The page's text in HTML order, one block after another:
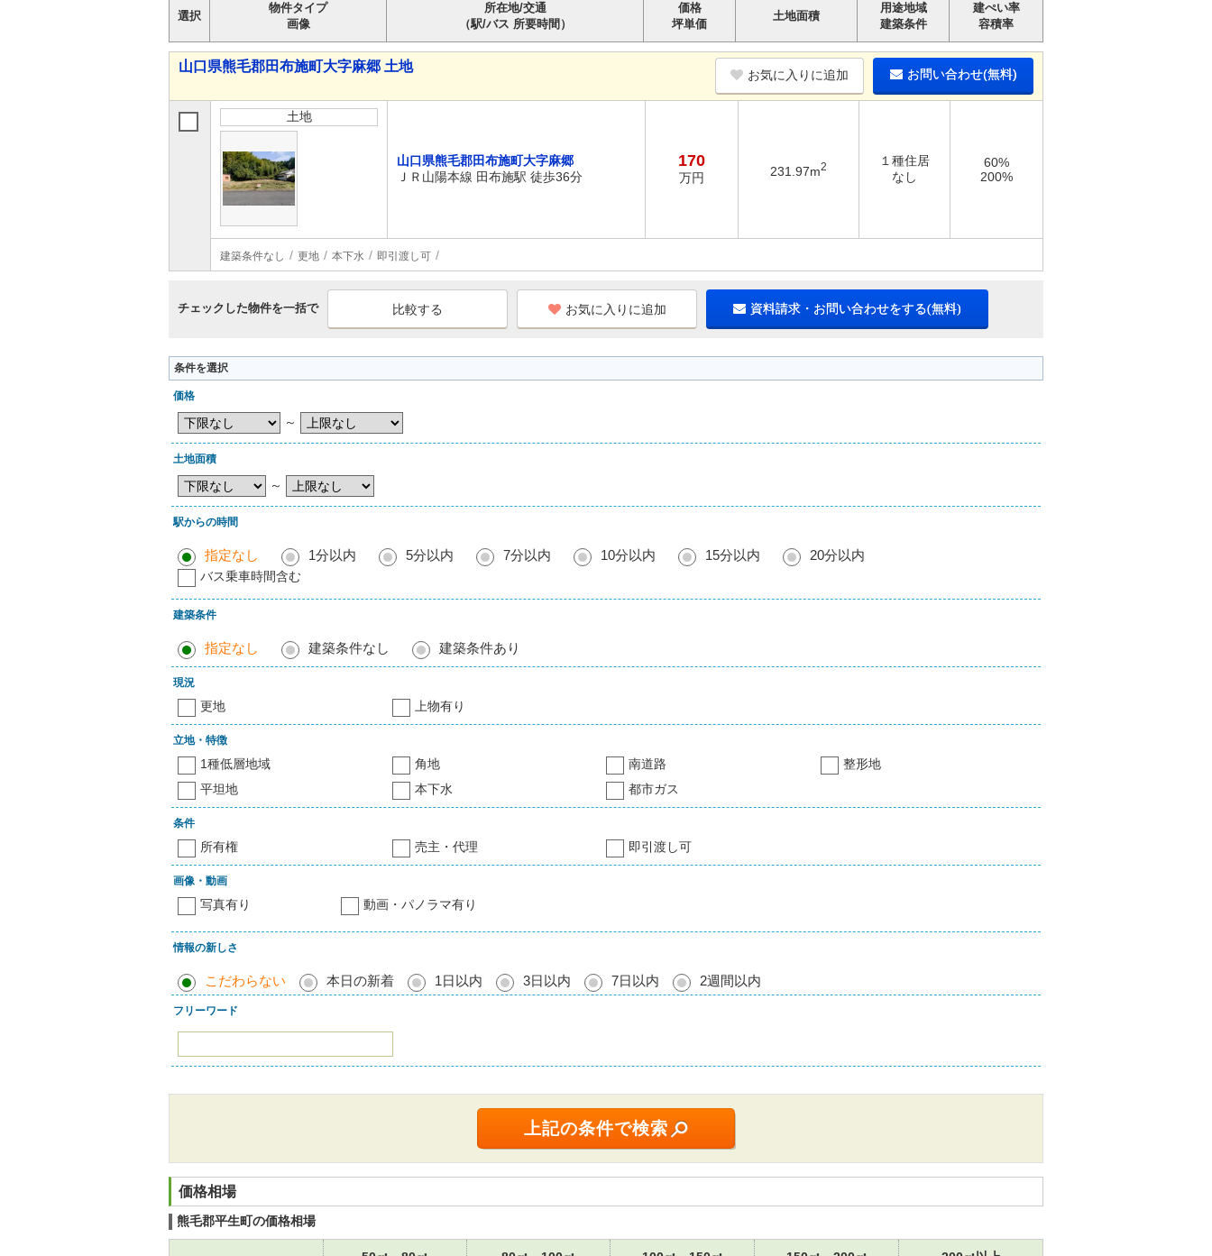
選択
物件タイプ
画像
所在地/交通
（駅/バス 所要時間）
価格
坪単価
土地面積
用途地域
建築条件
建ぺい率
容積率
山口県熊毛郡田布施町大字麻郷 土地
お気に入りに追加 お問い合わせ(無料)
土地
山口県熊毛郡田布施町大字麻郷
ＪＲ山陽本線 田布施駅 徒歩36分
170
万円 231.97m2
１種住居
なし
60%
200%
建築条件なし 更地 本下水 即引渡し可
チェックした物件を一括で お気に入りに追加 資料請求・お問い合わせをする(無料)
条件を選択
価格
～
土地面積
～
駅からの時間
指定なし 1分以内 5分以内 7分以内 10分以内 15分以内 20分以内
バス乗車時間含む
建築条件
指定なし 建築条件なし 建築条件あり
現況
更地 上物有り
立地・特徴
1種低層地域 角地 南道路
整形地
平坦地
本下水 都市ガス
条件
所有権 売主・代理 即引渡し可
画像・動画
写真有り 動画・パノラマ有り
情報の新しさ
こだわらない 本日の新着 1日以内 3日以内 7日以内 2週間以内
フリーワード
価格相場
熊毛郡平生町の価格相場